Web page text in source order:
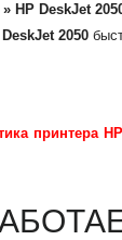
» HP DeskJet
2050
принтера